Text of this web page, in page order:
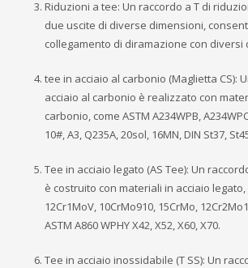
Riduzioni a tee: Un raccordo a T di
due uscite di diverse dimensioni,
collegamento di diramazione con diversi
tee in acciaio al carbonio (Maglietta CS):
acciaio al carbonio è realizzato con
carbonio, come ASTM A234WPB,
10#, A3, Q235A, 20sol, 16MN, DIN St37,
Tee in acciaio legato (AS Tee): Un
è costruito con materiali in acciaio legato,
12Cr1MoV, 10CrMo910, 15CrMo,
ASTM A860 WPHY X42, X52, X60, X70.
Tee in acciaio inossidabile (T SS): Un